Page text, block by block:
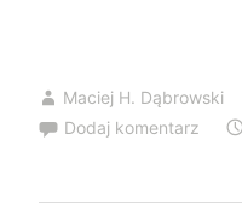
Maciej H. Dąbrowski
Dodaj komentarz